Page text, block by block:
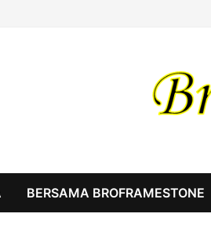
BERSAMA BROFRAMESTONE